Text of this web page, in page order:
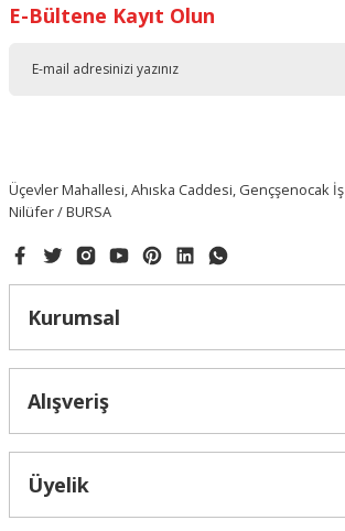
E-Bültene Kayıt Olun
Üçevler Mahallesi, Ahıska Caddesi, Gençşenocak
Nilüfer / BURSA
Kurumsal
Alışveriş
Üyelik